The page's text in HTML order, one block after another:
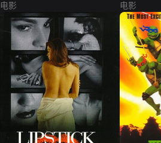
电影
电影